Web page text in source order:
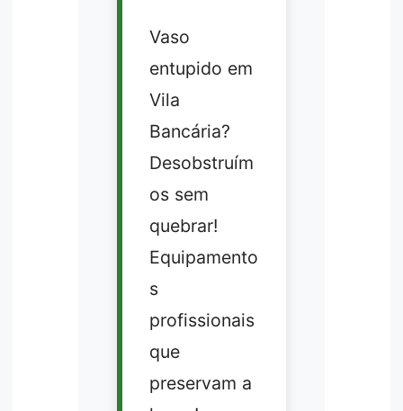
Vaso
entupido em
Vila
Bancária?
Desobstruím
os sem
quebrar!
Equipamento
s
profissionais
que
preservam a